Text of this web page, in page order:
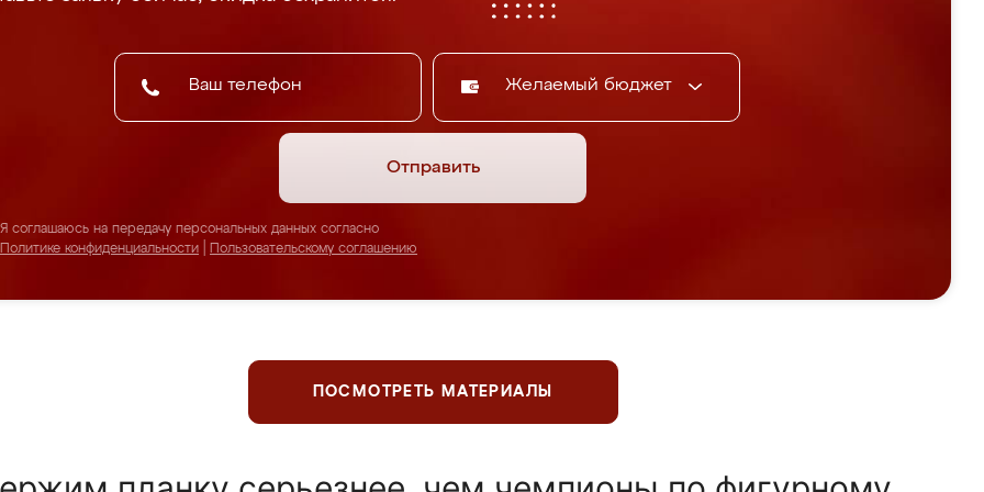
Желаемый бюджет
Отправить
Я соглашаюсь на передачу персональных данных согласно
Политике конфиденциальности
Пользовательскому соглашению
ПОСМОТРЕТЬ МАТЕРИАЛЫ